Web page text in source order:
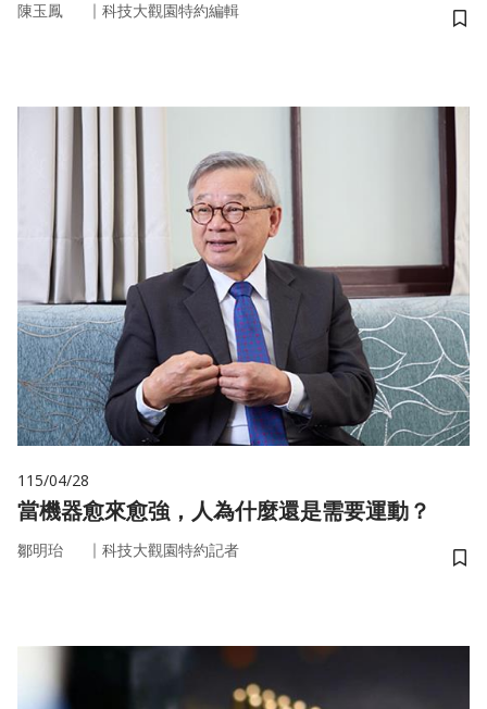
陳玉鳳 ｜ 科技大觀園特約編輯
儲
115/04/28
當機器愈來愈強，人為什麼還是需要運動？
鄒明珆 ｜ 科技大觀園特約記者
儲